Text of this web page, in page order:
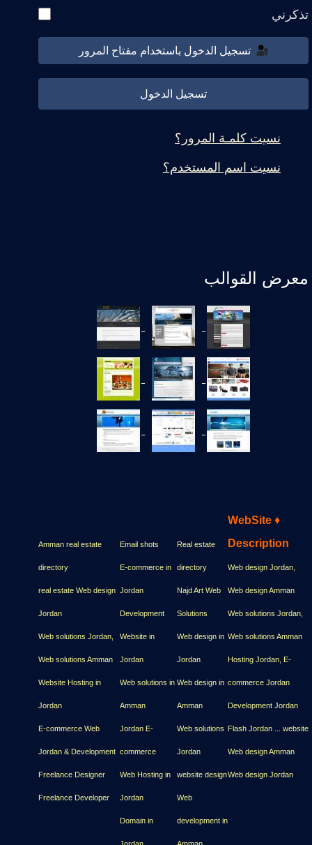
تذكرني
تسجيل الدخول باستخدام مفتاح المرور
تسجيل الدخول
نسيت كلمـة المرور؟
نسيت اسم المستخدم؟
معرض القوالب
♦
WebSite
Description
Web design Jordan,
Web design Amman
Web solutions Jordan,
Web solutions Amman
Hosting Jordan, E-
commerce Jordan
Development Jordan
Flash Jordan ... website
Web design Amman
Web design Jordan
Real estate
directory
Najd Art Web
Solutions
Web design in
Jordan
Web design in
Amman
Web solutions
Jordan
website design
Web
development in
Email shots
E-commerce in
Jordan
Development
Website in
Jordan
Web solutions in
Amman
Jordan E-
commerce
Web Hosting in
Jordan
Domain in
Amman real estate
directory
real estate Web design
Jordan
Web solutions Jordan,
Web solutions Amman
Website Hosting in
Jordan
E-commerce Web
Jordan & Development
Freelance Designer
Freelance Developer